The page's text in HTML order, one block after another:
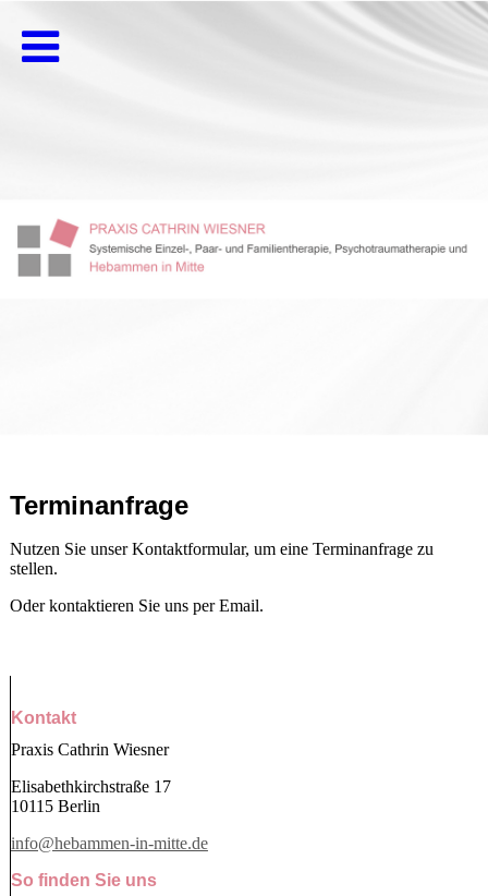
Terminanfrage
Nutzen Sie unser Kontaktformular, um eine Terminanfrage zu
stellen.
Oder kontaktieren Sie uns per Email.
Kontakt
Praxis Cathrin Wiesner
Elisabethkirchstraße 17
10115 Berlin
info@hebammen-in-mitte.de
So finden Sie uns